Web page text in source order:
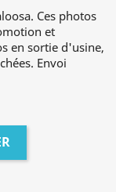
Ces photos
et
en sortie d'usine,
Envoi